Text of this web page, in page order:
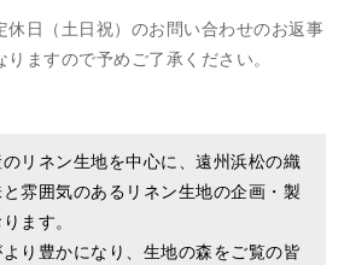
休日（土日祝）のお問い合わせのお返事
ますので予めご了承ください。
リネン生地を中心に、遠州浜松の織
雰囲気のあるリネン生地の企画・製
ます。
り豊かになり、生地の森をご覧の皆